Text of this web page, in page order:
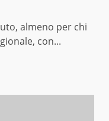
almeno per chi
con...